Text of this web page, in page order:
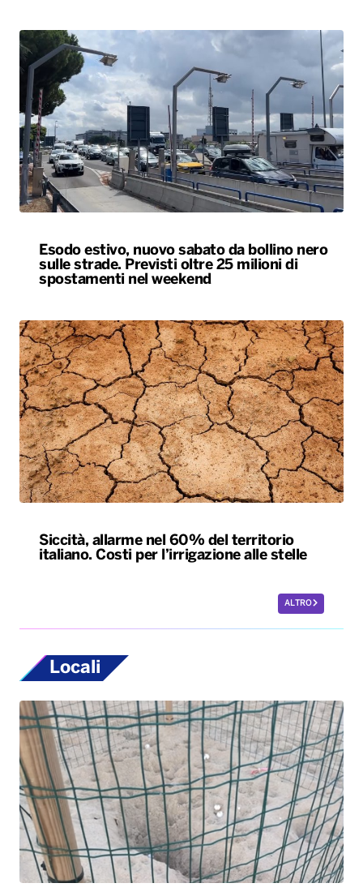
Esodo estivo, nuovo sabato da bollino nero
sulle strade. Previsti oltre 25 milioni di
spostamenti nel weekend
Siccità, allarme nel 60% del territorio
italiano. Costi per l’irrigazione alle stelle
ALTRO
Locali